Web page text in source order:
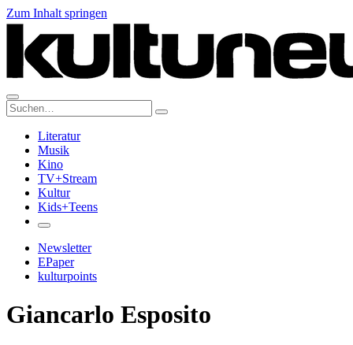
Zum Inhalt springen
Suche:
Literatur
Musik
Kino
TV+Stream
Kultur
Kids+Teens
Newsletter
EPaper
kulturpoints
Giancarlo Esposito